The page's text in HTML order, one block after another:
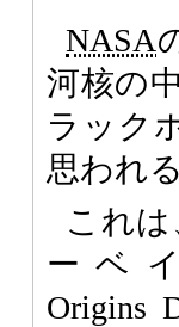
NASA
河核の
ラック
思われ
これ
ーベイ
Origins